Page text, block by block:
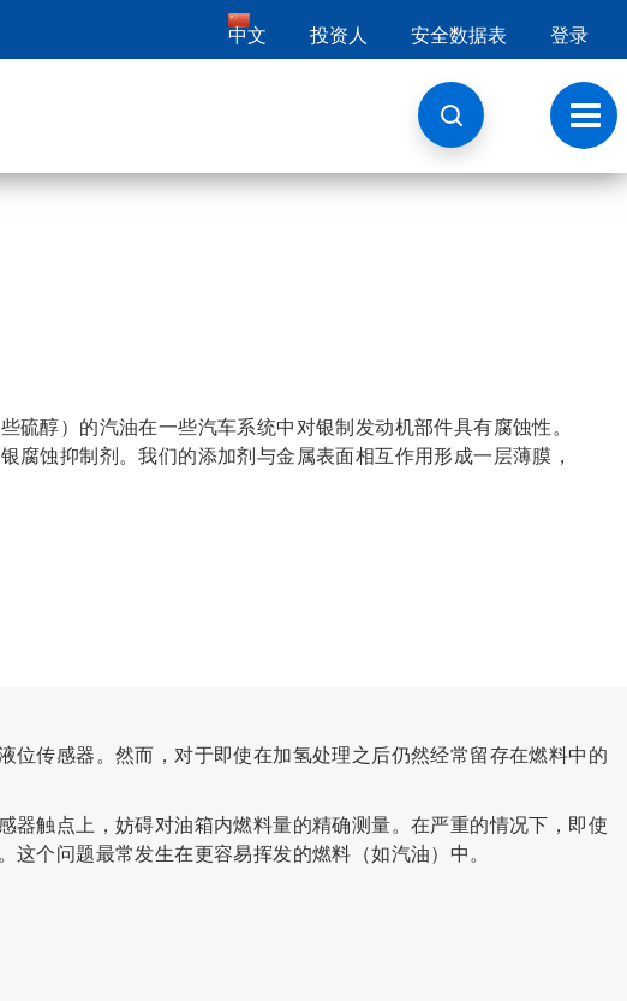
中文 投资人 安全数据表 登录
切
换
导
航
硫醇）的汽油在一些汽车系统中对银制发动机部件具有腐蚀性。
腐蚀抑制剂。我们的添加剂与金属表面相互作用形成一层薄膜，
传感器。然而，对于即使在加氢处理之后仍然经常留存在燃料中的
触点上，妨碍对油箱内燃料量的精确测量。在严重的情况下，即使
这个问题最常发生在更容易挥发的燃料（如汽油）中。